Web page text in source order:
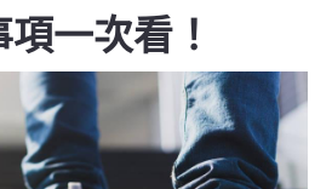
一次看！